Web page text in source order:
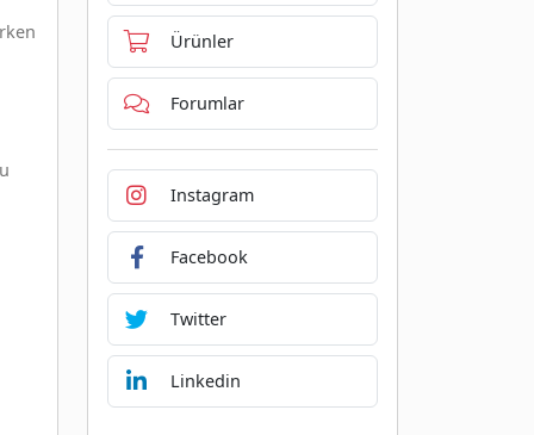
Ürünler
Forumlar
Instagram
Facebook
Twitter
Linkedin